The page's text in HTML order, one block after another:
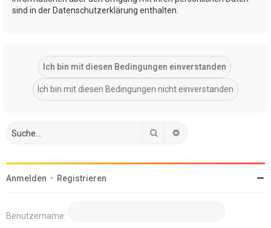
sind in der Datenschutzerklärung enthalten.
Suche
Anmelden • Registrieren
Benutzername: